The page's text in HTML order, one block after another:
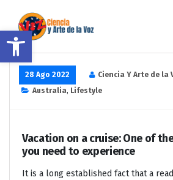
Abrir barra de
contenido
Hablar y Cantar desde el Corazón
28 Ago 2022 Ciencia Y Arte de la
Australia, Lifestyle
Vacation on a cruise: One of
you need to experience
It is a long established fact that a